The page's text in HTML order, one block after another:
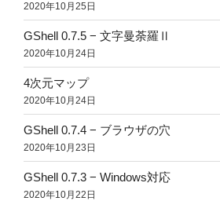
2020年10月25日
GShell 0.7.5 − 文字曼荼羅Ⅱ
2020年10月24日
4次元マップ
2020年10月24日
GShell 0.7.4 − ブラウザの穴
2020年10月23日
GShell 0.7.3 − Windows対応
2020年10月22日